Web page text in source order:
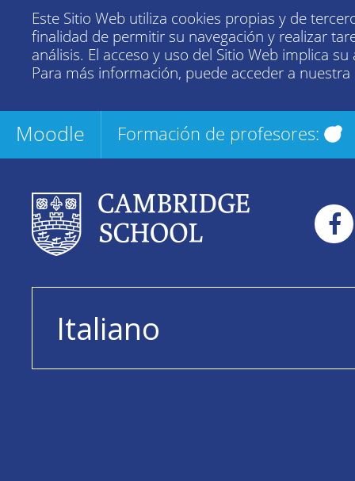
Este Sitio Web utiliza cookies propias y de
finalidad de permitir su navegación y realizar
análisis. El acceso y uso del Sitio Web implica su
Para más información, puede acceder a nuestra
Moodle Formación de profesores:
Italiano